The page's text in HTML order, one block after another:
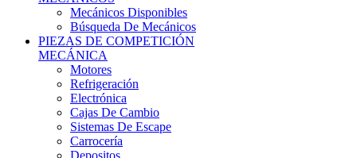
Mecánicos Disponibles
Búsqueda De Mecánicos
PIEZAS DE COMPETICIÓN
MECÁNICA
Motores
Refrigeración
Electrónica
Cajas De Cambio
Sistemas De Escape
Carrocería
Depositos